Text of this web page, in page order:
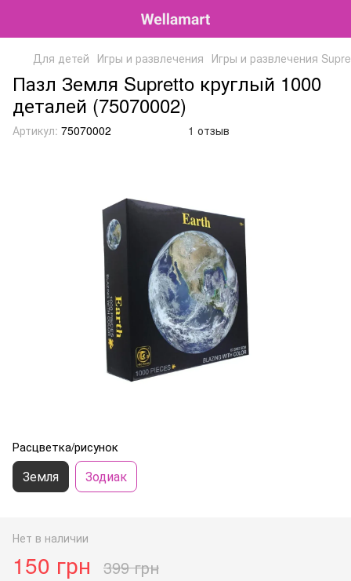
Для детей Игры и развлечения Игры и развлечения
Пазл Земля Supretto круглый 1000
деталей (75070002)
Артикул: 75070002 1 отзыв
Расцветка/рисунок
Земля Зодиак
Нет в наличии
150 грн 399 грн